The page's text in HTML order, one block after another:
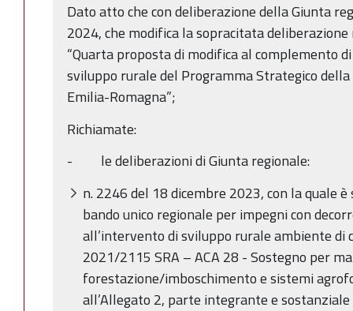
Dato atto che con deliberazione della Giunta
2024, che modifica la sopracitata
“Quarta proposta di modifica al complemento
sviluppo rurale del Programma Strategico
Emilia-Romagna”;
Richiamate:
- le deliberazioni di Giunta regionale:
n. 2246 del 18 dicembre 2023, con la quale
bando unico regionale per impegni con
all’intervento di sviluppo rurale ambiente di
2021/2115 SRA – ACA 28 - Sostegno per
forestazione/imboschimento e sistemi
all’Allegato 2, parte integrante e